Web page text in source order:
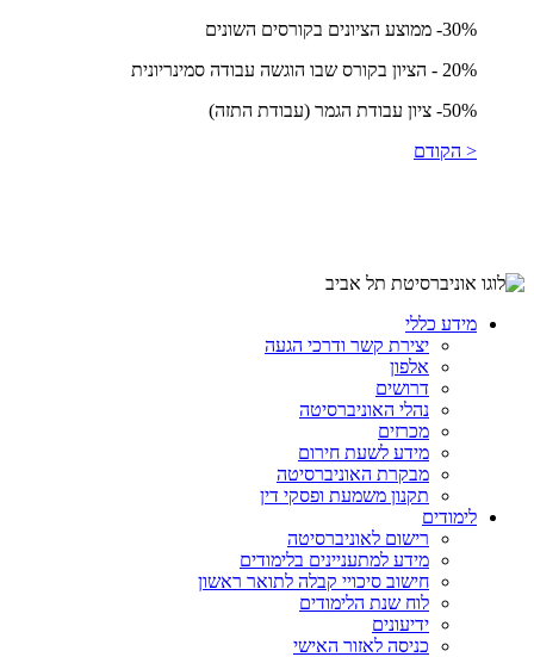
30%- ממוצע הציונים בקורסים השונים
20% - הציון בקורס שבו הוגשה עבודה סמינריונית
50%- ציון עבודת הגמר (עבודת התזה)
< הקודם
מידע כללי
יצירת קשר ודרכי הגעה
אלפון
דרושים
נהלי האוניברסיטה
מכרזים
מידע לשעת חירום
מבקרת האוניברסיטה
תקנון משמעת ופסקי דין
לימודים
רישום לאוניברסיטה
מידע למתעניינים בלימודים
חישוב סיכויי קבלה לתואר ראשון
לוח שנת הלימודים
ידיעונים
כניסה לאזור האישי